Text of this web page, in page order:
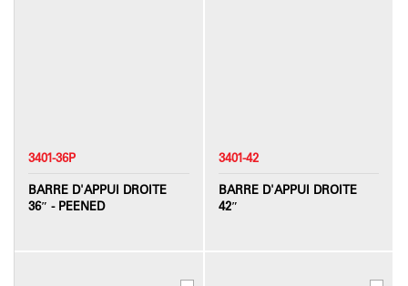
3401-36P
BARRE D'APPUI DROITE
36″ - PEENED
3401-42
BARRE D'APPUI DROITE
42″